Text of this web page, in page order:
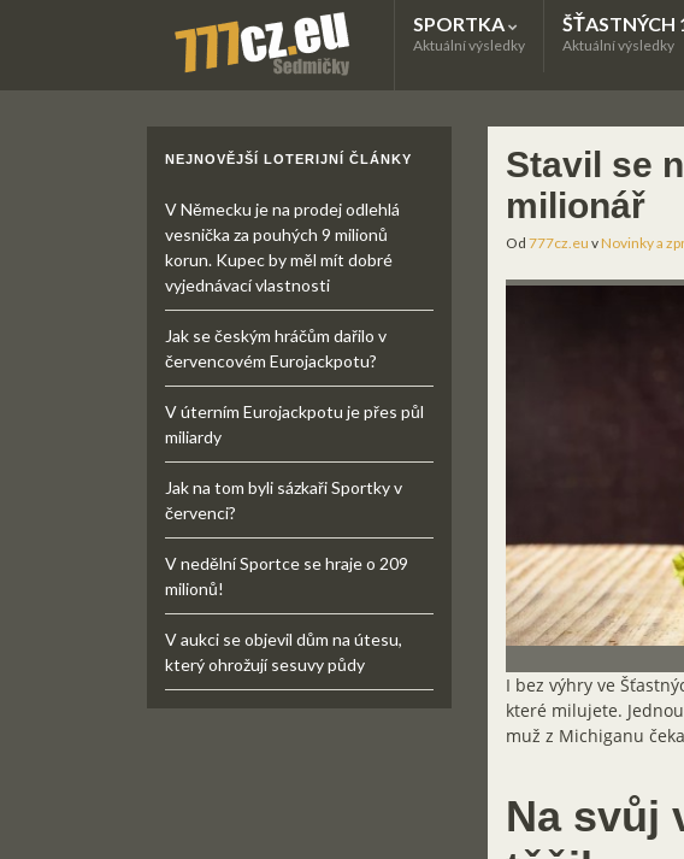
SPORTKA
Aktuální výsledky
ŠŤASTNÝCH
Aktuální výsledky
Stavil se
milionář
Od 777cz.eu vNovinky a
I bez výhry ve
které milujete.
muž z Michiganu
Na svůj
NEJNOVĚJŠÍ LOTERIJNÍ ČLÁNKY
V Německu je na prodej odlehlá
vesnička za pouhých 9 milionů
korun. Kupec by měl mít dobré
vyjednávací vlastnosti
Jak se českým hráčům dařilo v
červencovém Eurojackpotu?
V úterním Eurojackpotu je přes půl
miliardy
Jak na tom byli sázkaři Sportky v
červenci?
V nedělní Sportce se hraje o 209
milionů!
V aukci se objevil dům na útesu,
který ohrožují sesuvy půdy